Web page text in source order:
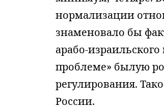
нормализации
знаменовало бы
арабо-
проблеме» былую
регулирования.
России.